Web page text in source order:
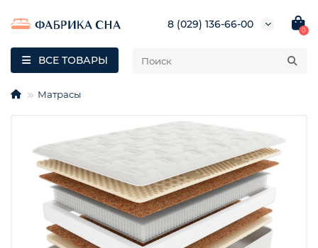
8 (029) 136-66-00
0
ВСЕ ТОВАРЫ
Матрасы